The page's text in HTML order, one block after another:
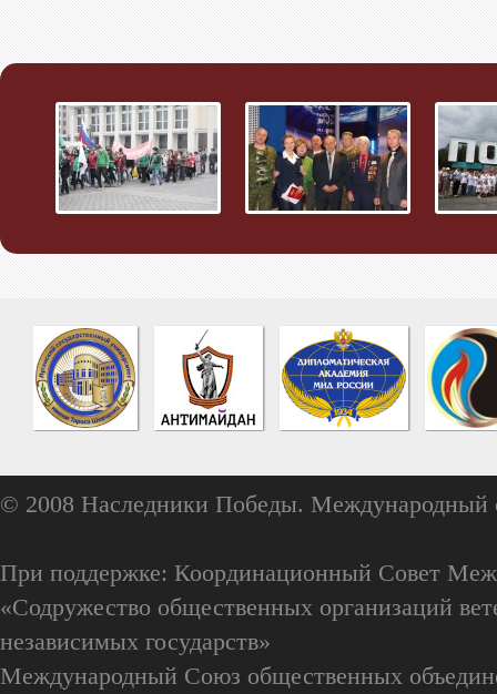
© 2008 Наследники Победы. Международный
При поддержке: Координационный Совет
«Содружество общественных организаций
независимых государств»
Международный Союз общественных